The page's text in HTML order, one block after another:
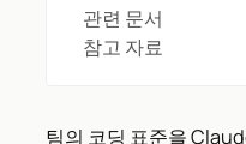
관련 문서
참고 자료
팀의 코딩 표준을